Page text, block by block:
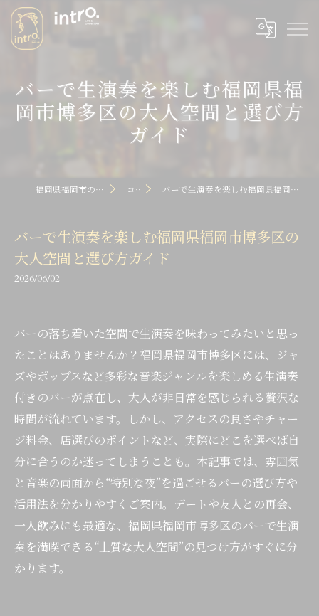
バーで生演奏を楽しむ福岡県福
岡市博多区の大人空間と選び方
ガイド
福岡県福岡市のバーならintro dot コラム バーで生演奏を楽しむ福岡県福岡市博多区の大人空間と選び方ガイド
バーで生演奏を楽しむ福岡県福岡市博多区の
大人空間と選び方ガイド
2026/06/02
バーの落ち着いた空間で生演奏を味わってみたいと思っ
たことはありませんか？福岡県福岡市博多区には、ジャ
ズやポップスなど多彩な音楽ジャンルを楽しめる生演奏
付きのバーが点在し、大人が非日常を感じられる贅沢な
時間が流れています。しかし、アクセスの良さやチャー
ジ料金、店選びのポイントなど、実際にどこを選べば自
分に合うのか迷ってしまうことも。本記事では、雰囲気
と音楽の両面から“特別な夜”を過ごせるバーの選び方や
活用法を分かりやすくご案内。デートや友人との再会、
一人飲みにも最適な、福岡県福岡市博多区のバーで生演
奏を満喫できる“上質な大人空間”の見つけ方がすぐに分
かります。